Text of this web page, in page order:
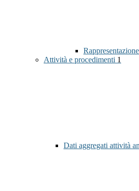
Attività e procedimenti 1
Dati aggregati attività